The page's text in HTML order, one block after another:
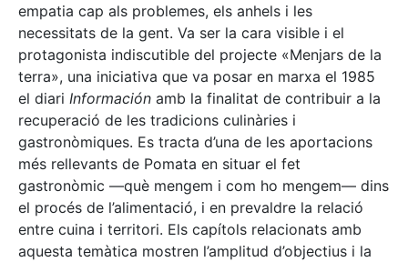
empatia cap als problemes, els anhels i les
necessitats de la gent. Va ser la cara visible i el
protagonista indiscutible del projecte «Menjars de la
terra», una iniciativa que va posar en marxa el 1985
el diari Información amb la finalitat de contribuir a la
recuperació de les tradicions culinàries i
gastronòmiques. Es tracta d’una de les aportacions
més rellevants de Pomata en situar el fet
gastronòmic —què mengem i com ho mengem— dins
el procés de l’alimentació, i en prevaldre la relació
entre cuina i territori. Els capítols relacionats amb
aquesta temàtica mostren l’amplitud d’objectius i la